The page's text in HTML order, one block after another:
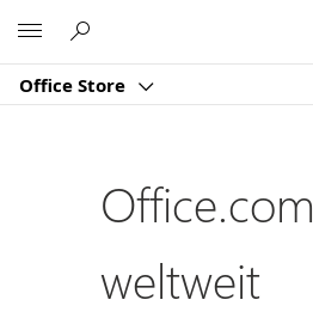
Office Store
Office.com
weltweit